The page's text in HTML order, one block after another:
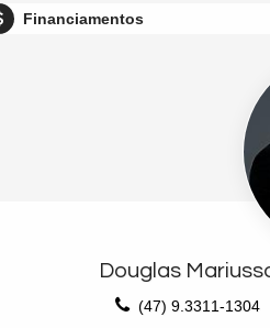
Financiamentos
Douglas
(47) 9.3311-1304